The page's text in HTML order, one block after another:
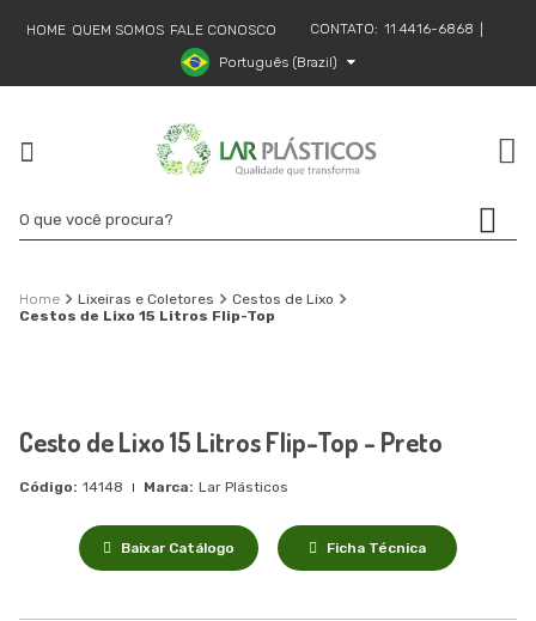
HOME QUEM SOMOS FALE CONOSCO CONTATO: 11 4416-6868
Português (Brazil)
Lixeiras e Coletores
Cestos de Lixo
Cestos de Lixo 15 Litros Flip-Top
Cesto de Lixo 15 Litros Flip-Top - Preto
14148 Lar Plásticos
Baixar Catálogo Ficha Técnica